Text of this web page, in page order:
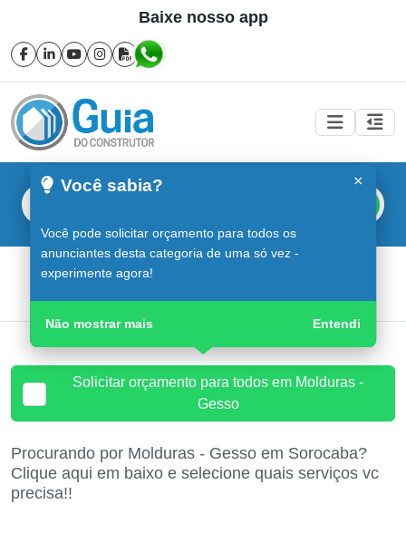
Baixe nosso app
Molduras - Gesso em Sorocaba
Guia do Construtor Guia Digital Molduras - Gesso
Solicitar orçamento para todos em Molduras -
Gesso
×
Você sabia?
Você pode solicitar orçamento para todos os
anunciantes desta categoria de uma só vez -
experimente agora!
Não mostrar mais Entendi
Procurando por Molduras - Gesso em Sorocaba?
Clique aqui em baixo e selecione quais serviços vc
precisa!!